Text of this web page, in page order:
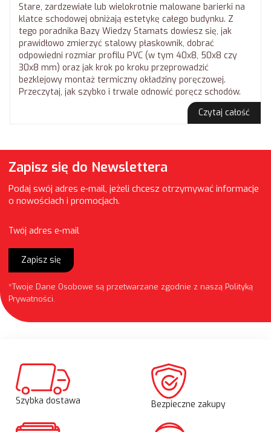
Stare, zardzewiałe lub wielokrotnie malowane barierki na
klatce schodowej obniżają estetykę całego budynku. Z
tego poradnika Bazy Wiedzy Stamats dowiesz się, jak
prawidłowo zmierzyć stalowy płaskownik, dobrać
odpowiedni rozmiar profilu PVC (w tym 40x8, 50x8 czy
30x8 mm) oraz jak krok po kroku przeprowadzić
bezklejowy montaż termiczny okładziny poręczowej.
Przeczytaj, jak szybko i trwale odnowić poręcz schodów.
Czytaj całość
Zapisz się do Newslettera
Podaj swój adres e-mail, jeżeli chcesz otrzymywać informacje
o nowościach i promocjach.
Twój adres e-mail
Zapisz się
*Twoje Dane Osobowe są przetwarzane zgodnie z naszą Polityką
Prywatności.
Szybka dostawa Bezpieczne zakupy